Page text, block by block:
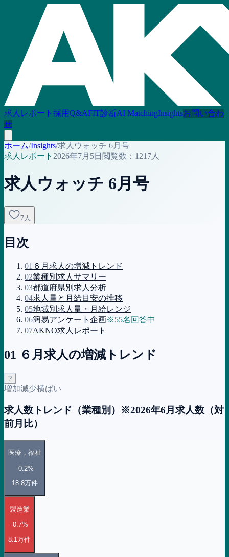
求人レポート 採用Q&AFIT診断AI MatchingInsightsお問い合わ
せ
ホーム/Insights/求人ウォッチ 6月号
求人レポート 2026年7月5日 閲覧数： 1217 人
求人ウォッチ 6月号
7 人
目次
01 ６月求人の増減トレンド
02業種別求人サマリー
03都道府県別求人分析
04求人量と月給目安の推移
05地域別求人量・月給レンジ
06簡易アンケート企画※55名回答中
07AKNO求人レポート
01 ６月求人の増減トレンド
?
増加減少横ばい
求人数トレンド（業種別） ※2026年6月 求人数（対
前月比）
医療，福祉
-0.2%
18.8万件
製造業
-0.7%
8.1万件